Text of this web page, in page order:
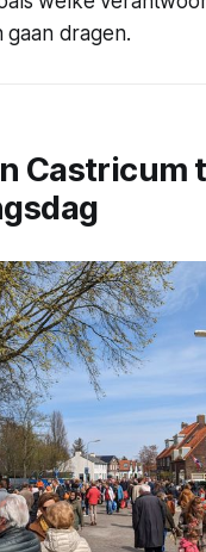
gaan dragen.
Castricum